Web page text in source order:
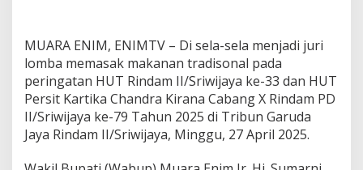
n
i
a
j
a
e
MUARA ENIM, ENIMTV – Di sela-sela menjadi juri
lomba memasak makanan tradisonal pada
peringatan HUT Rindam II/Sriwijaya ke-33 dan HUT
Persit Kartika Chandra Kirana Cabang X Rindam PD
II/Sriwijaya ke-79 Tahun 2025 di Tribun Garuda
Jaya Rindam II/Sriwijaya, Minggu, 27 April 2025.